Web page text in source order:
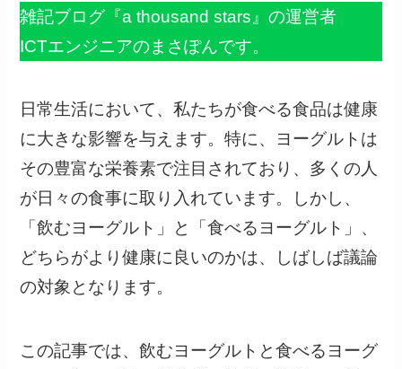
雑記ブログ『a thousand stars』の運営者
ICTエンジニアのまさぽんです。
日常生活において、私たちが食べる食品は健康
に大きな影響を与えます。特に、ヨーグルトは
その豊富な栄養素で注目されており、多くの人
が日々の食事に取り入れています。しかし、
「飲むヨーグルト」と「食べるヨーグルト」、
どちらがより健康に良いのかは、しばしば議論
の対象となります。
この記事では、飲むヨーグルトと食べるヨーグ